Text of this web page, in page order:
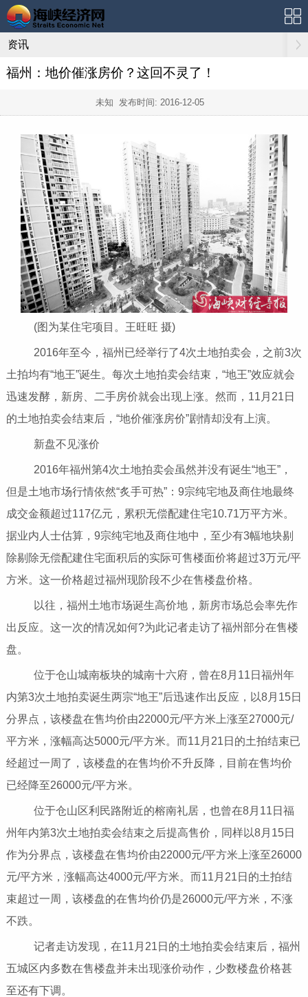
资讯
福州：地价催涨房价？这回不灵了！
未知 发布时间: 2016-12-05
(图为某住宅项目。王旺旺 摄)
2016年至今，福州已经举行了4次土地拍卖会，之前3次
土拍均有“地王”诞生。每次土地拍卖会结束，“地王”效应就会
迅速发酵，新房、二手房价就会出现上涨。然而，11月21日
的土地拍卖会结束后，“地价催涨房价”剧情却没有上演。
新盘不见涨价
2016年福州第4次土地拍卖会虽然并没有诞生“地王”，
但是土地市场行情依然“炙手可热”：9宗纯宅地及商住地最终
成交金额超过117亿元，累积无偿配建住宅10.71万平方米。
据业内人士估算，9宗纯宅地及商住地中，至少有3幅地块剔
除剔除无偿配建住宅面积后的实际可售楼面价将超过3万元/平
方米。这一价格超过福州现阶段不少在售楼盘价格。
以往，福州土地市场诞生高价地，新房市场总会率先作
出反应。这一次的情况如何?为此记者走访了福州部分在售楼
盘。
位于仓山城南板块的城南十六府，曾在8月11日福州年
内第3次土地拍卖诞生两宗“地王”后迅速作出反应，以8月15日
分界点，该楼盘在售均价由22000元/平方米上涨至27000元/
平方米，涨幅高达5000元/平方米。而11月21日的土拍结束已
经超过一周了，该楼盘的在售均价不升反降，目前在售均价
已经降至26000元/平方米。
位于仓山区利民路附近的榕南礼居，也曾在8月11日福
州年内第3次土地拍卖会结束之后提高售价，同样以8月15日
作为分界点，该楼盘在售均价由22000元/平方米上涨至26000
元/平方米，涨幅高达4000元/平方米。而11月21日的土拍结
束超过一周，该楼盘的在售均价仍是26000元/平方米，不涨
不跌。
记者走访发现，在11月21日的土地拍卖会结束后，福州
五城区内多数在售楼盘并未出现涨价动作，少数楼盘价格甚
至还有下调。